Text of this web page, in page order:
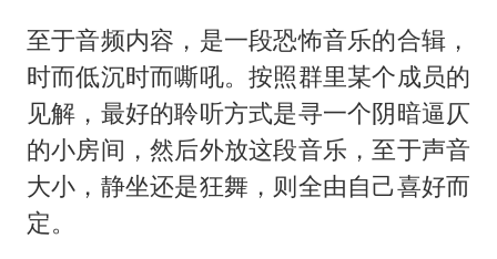
至于音频内容，是一段恐怖音乐的合辑，
时而低沉时而嘶吼。按照群里某个成员的
见解，最好的聆听方式是寻一个阴暗逼仄
的小房间，然后外放这段音乐，至于声音
大小，静坐还是狂舞，则全由自己喜好而
定。